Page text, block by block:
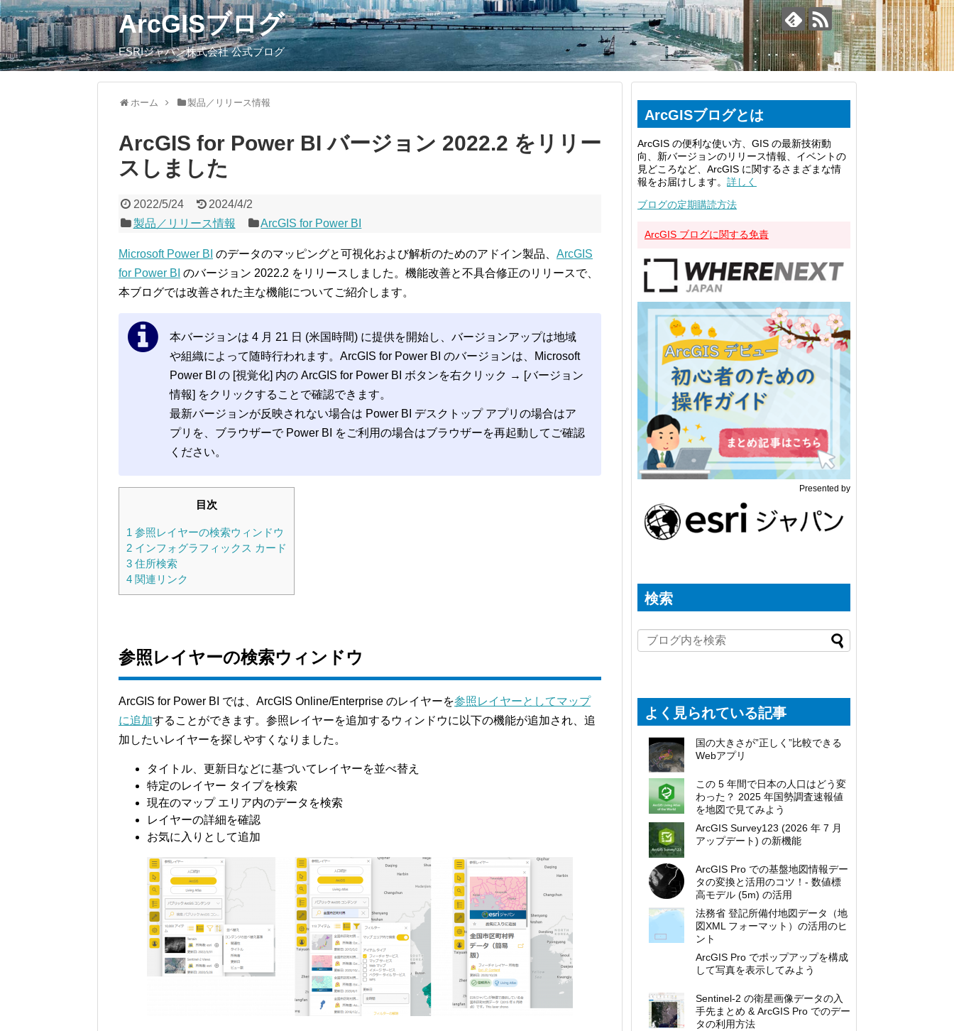
ArcGISブログ
ESRIジャパン株式会社 公式ブログ
ホーム 製品／リリース情報
ArcGIS for Power BI バージョン 2022.2 をリリー
スしました
2022/5/24
2024/4/2
製品／リリース情報
ArcGIS for Power BI
Microsoft Power BI のデータのマッピングと可視化および解析のためのアドイン製品、 ArcGIS
for Power BI のバージョン 2022.2 をリリースしました。機能改善と不具合修正のリリースで、
本ブログでは改善された主な機能についてご紹介します。
本バージョンは 4 月 21 日 (米国時間) に提供を開始し、バージョンアップは地域
や組織によって随時行われます。ArcGIS for Power BI のバージョンは、Microsoft
Power BI の [視覚化] 内の ArcGIS for Power BI ボタンを右クリック → [バージョン
情報] をクリックすることで確認できます。
最新バージョンが反映されない場合は Power BI デスクトップ アプリの場合はア
プリを、ブラウザーで Power BI をご利用の場合はブラウザーを再起動してご確認
ください。
目次
1 参照レイヤーの検索ウィンドウ
2 インフォグラフィックス カード
3 住所検索
4 関連リンク
参照レイヤーの検索ウィンドウ
ArcGIS for Power BI では、ArcGIS Online/Enterprise のレイヤーを参照レイヤーとしてマップ
に追加することができます。参照レイヤーを追加するウィンドウに以下の機能が追加され、追
加したいレイヤーを探しやすくなりました。
タイトル、更新日などに基づいてレイヤーを並べ替え
特定のレイヤー タイプを検索
現在のマップ エリア内のデータを検索
レイヤーの詳細を確認
お気に入りとして追加
ArcGISブログとは
ArcGIS の便利な使い方、GIS の最新技術動
向、新バージョンのリリース情報、イベントの
見どころなど、ArcGIS に関するさまざまな情
報をお届けします。 詳しく
ブログの定期購読方法
ArcGIS ブログに関する免責
Presented by
検索
よく見られている記事
国の大きさが”正しく”比較できる
Webアプリ
この 5 年間で日本の人口はどう変
わった？ 2025 年国勢調査速報値
を地図で見てみよう
ArcGIS Survey123 (2026 年 7 月
アップデート) の新機能
ArcGIS Pro での基盤地図情報デー
タの変換と活用のコツ！- 数値標
高モデル (5m) の活用
法務省 登記所備付地図データ（地
図XML フォーマット）の活用のヒ
ント
ArcGIS Pro でポップアップを構成
して写真を表示してみよう
Sentinel-2 の衛星画像データの入
手先まとめ & ArcGIS Pro でのデー
タの利用方法